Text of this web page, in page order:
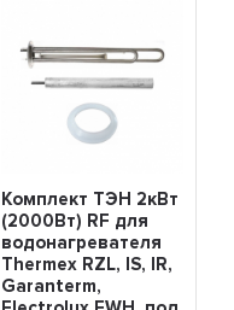
Комплект ТЭН 2кВт
(2000Вт) RF для
водонагревателя
Thermex RZL, IS, IR,
Garanterm,